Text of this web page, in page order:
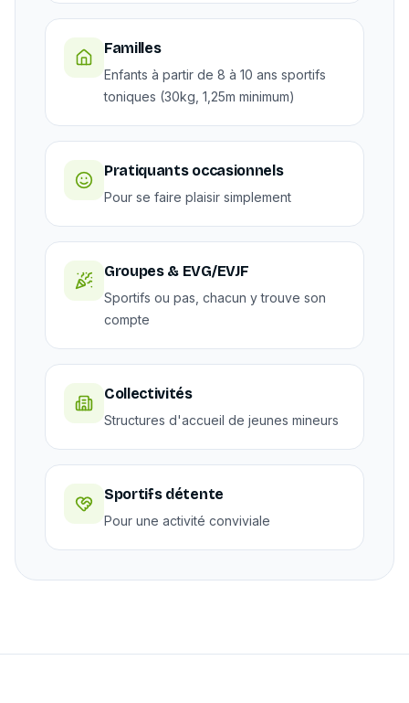
Familles
Enfants à partir de 8 à 10 ans sportifs
toniques (30kg, 1,25m minimum)
Pratiquants occasionnels
Pour se faire plaisir simplement
Groupes & EVG/EVJF
Sportifs ou pas, chacun y trouve son
compte
Collectivités
Structures d'accueil de jeunes mineurs
Sportifs détente
Pour une activité conviviale